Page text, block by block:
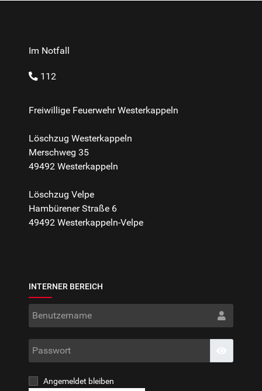
Im Notfall
112
Freiwillige Feuerwehr Westerkappeln
Löschzug Westerkappeln
Merschweg 35
49492 Westerkappeln
Löschzug Velpe
Hambürener Straße 6
49492 Westerkappeln-Velpe
INTERNER BEREICH
Angemeldet bleiben